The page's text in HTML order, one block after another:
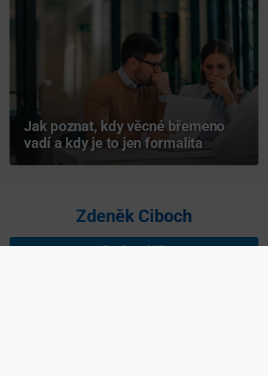
Jak poznat, kdy věcné břemeno
vadí a kdy je to jen formalita
Zdeněk Ciboch
Zavolat makléři